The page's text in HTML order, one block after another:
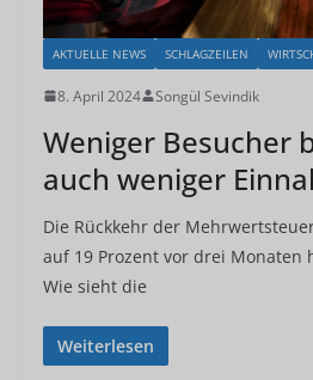
AKTUELLE NEWS SCHLAGZEILEN
8. April 2024 Songül Sevindik
Weniger Besucher
auch weniger
Die Rückkehr der
auf 19 Prozent vor drei Monaten
Wie sieht die
Weiterlesen